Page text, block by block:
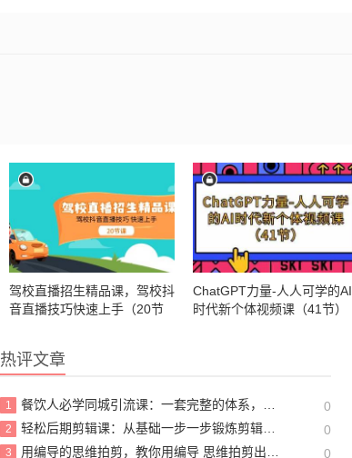
驾校直播招生精品课，驾校抖
音直播技巧快速上手（20节
ChatGPT力量-人人可学的AI
时代新个体视频课（41节）
热评文章
1 餐饮人必学同城引流课：一套完整的体系，从0开始学习同城引流（68节课） 0
2 轻松后期剪辑课：从基础一步一步锻炼剪辑能力，成为一名成熟剪辑师（15节课） 0
3 用编导的思维拍剪，教你用编导 思维拍剪出爆款视频片段（镜头语言） 0